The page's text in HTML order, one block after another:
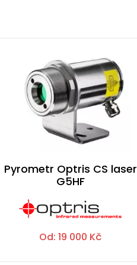
Pyrometr Optris CS laser
G5HF
Od: 19 000 Kč